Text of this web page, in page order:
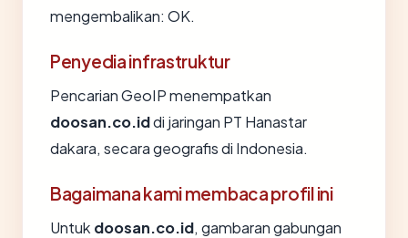
mengembalikan: OK.
Penyedia infrastruktur
Pencarian GeoIP menempatkan
doosan.co.iddi jaringan PT Hanastar
dakara, secara geografis di Indonesia.
Bagaimana kami membaca profil ini
Untuk doosan.co.id, gambaran gabungan